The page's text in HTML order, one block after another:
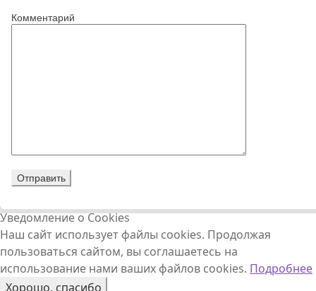
Комментарий
Уведомление о Cookies
Наш сайт использует файлы cookies. Продолжая
пользоваться сайтом, вы соглашаетесь на
использование нами ваших файлов cookies. Подробнее
Хорошо, спасибо